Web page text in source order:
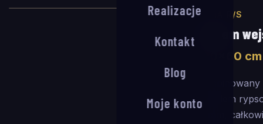
Realizacje
Kontakt
Blog
Moje konto
SERIA R/S
System
60 cm
wkładem
11 mm,